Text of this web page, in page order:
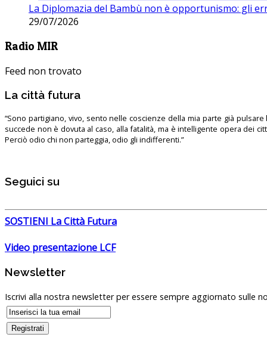
La Diplomazia del Bambù non è opportunismo: gli
29/07/2026
Radio MIR
Feed non trovato
La città futura
“Sono partigiano, vivo, sento nelle coscienze della mia parte già pulsare
succede non è dovuta al caso, alla fatalità, ma è intelligente opera dei
Perciò odio chi non parteggia, odio gli indifferenti.”
Seguici su
SOSTIENI La Città Futura
Video presentazione LCF
Newsletter
Iscrivi alla nostra newsletter per essere sempre aggiornato sulle